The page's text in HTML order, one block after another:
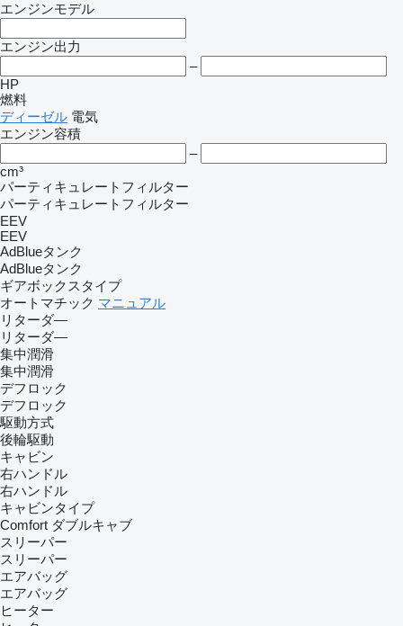
エンジンモデル
エンジン出力
–
HP
燃料
ディーゼル 電気
エンジン容積
–
cm³
パーティキュレートフィルター
パーティキュレートフィルター
EEV
EEV
AdBlueタンク
AdBlueタンク
ギアボックスタイプ
オートマチック マニュアル
リターダ―
リターダ―
集中潤滑
集中潤滑
デフロック
デフロック
駆動方式
後輪駆動
キャビン
右ハンドル
右ハンドル
キャビンタイプ
Comfort ダブルキャブ
スリーパー
スリーパー
エアバッグ
エアバッグ
ヒーター